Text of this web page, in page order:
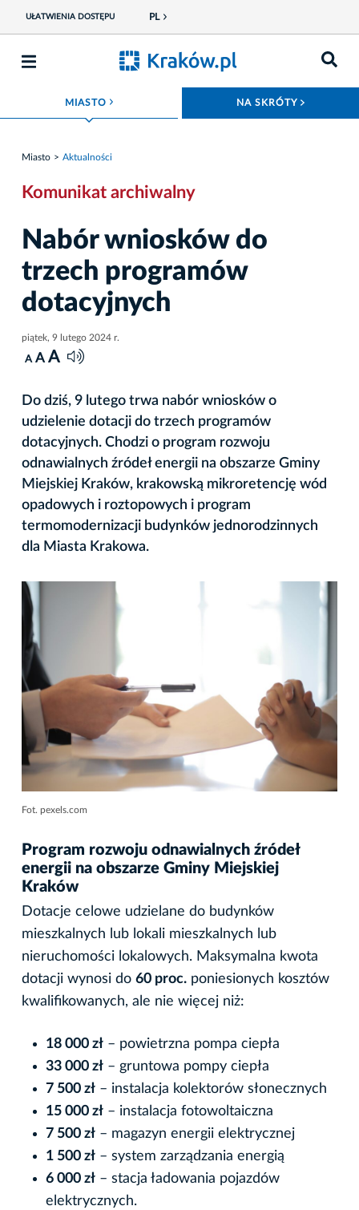
UŁATWIENIA DOSTĘPU PL
MIASTO ROZWIŃ MENU NA SKRÓTY
Miasto Aktualności
Komunikat archiwalny
Nabór wniosków do
trzech programów
dotacyjnych
piątek, 9 lutego 2024 r.
A A A
Do dziś, 9 lutego trwa nabór wniosków o
udzielenie dotacji do trzech programów
dotacyjnych. Chodzi o program rozwoju
odnawialnych źródeł energii na obszarze Gminy
Miejskiej Kraków, krakowską mikroretencję wód
opadowych i roztopowych i program
termomodernizacji budynków jednorodzinnych
dla Miasta Krakowa.
Fot. pexels.com
Program rozwoju odnawialnych źródeł
energii na obszarze Gminy Miejskiej
Kraków
Dotacje celowe udzielane do budynków
mieszkalnych lub lokali mieszkalnych lub
nieruchomości lokalowych. Maksymalna kwota
dotacji wynosi do 60 proc. poniesionych kosztów
kwalifikowanych, ale nie więcej niż:
18 000 zł – powietrzna pompa ciepła
33 000 zł – gruntowa pompy ciepła
7 500 zł – instalacja kolektorów słonecznych
15 000 zł – instalacja fotowoltaiczna
7 500 zł – magazyn energii elektrycznej
1 500 zł – system zarządzania energią
6 000 zł – stacja ładowania pojazdów
elektrycznych.